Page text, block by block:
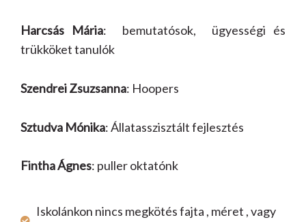
Harcsás Mária: bemutatósok, ügyességi és
trükköket tanulók
Szendrei Zsuzsanna: Hoopers
Sztudva Mónika: Állatasszisztált fejlesztés
Fintha Ágnes: puller oktatónk
Iskolánkon nincs megkötés fajta , méret , vagy